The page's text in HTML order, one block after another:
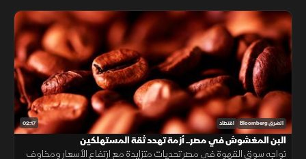
02:17 الشرق Bloomberg اقتصاد
البن المغشوش في مصر.. أزمة تهدد ثقة المستهلكين
تواجه سوق القهوة في مصر تحديات متزايدة مع ارتفاع الأسعار ومخاوف